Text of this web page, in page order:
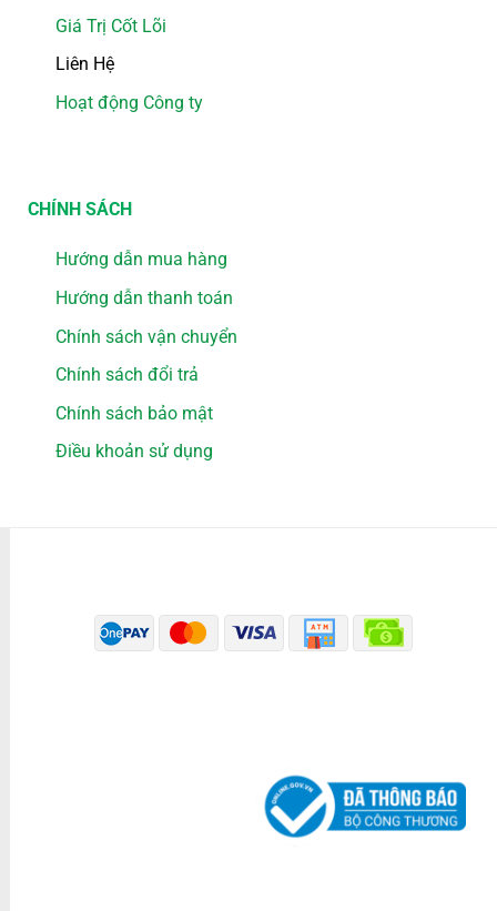
Giá Trị Cốt Lõi
Liên Hệ
Hoạt động Công ty
CHÍNH SÁCH
Hướng dẫn mua hàng
Hướng dẫn thanh toán
Chính sách vận chuyển
Chính sách đổi trả
Chính sách bảo mật
Điều khoản sử dụng